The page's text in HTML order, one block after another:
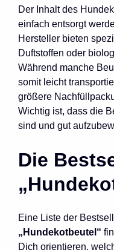
Der Inhalt des
einfach entsorgt
Hersteller bieten
Duftstoffen oder
Während manche
somit leicht
größere
Wichtig ist, dass die
sind und gut
Die
Eine Liste der
„Hundekotbeutel“
Dich orientieren,